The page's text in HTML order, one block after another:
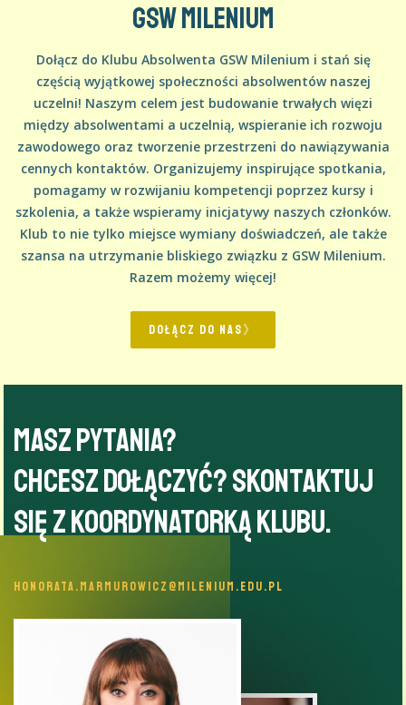
GSW Milenium
Dołącz do Klubu Absolwenta GSW Milenium i stań się
częścią wyjątkowej społeczności absolwentów naszej
uczelni! Naszym celem jest budowanie trwałych więzi
między absolwentami a uczelnią, wspieranie ich rozwoju
zawodowego oraz tworzenie przestrzeni do nawiązywania
cennych kontaktów. Organizujemy inspirujące spotkania,
pomagamy w rozwijaniu kompetencji poprzez kursy i
szkolenia, a także wspieramy inicjatywy naszych członków.
Klub to nie tylko miejsce wymiany doświadczeń, ale także
szansa na utrzymanie bliskiego związku z GSW Milenium.
Razem możemy więcej!
DOŁĄCZ DO NAS》
Masz pytania?
Chcesz dołączyć? Skontaktuj
się z koordynatorką klubu.
HONORATA.MARMUROWICZ@MILENIUM.EDU.PL